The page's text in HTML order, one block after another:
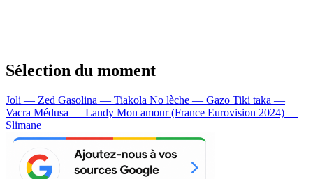
Sélection du moment
Joli — Zed Gasolina — Tiakola No lèche — Gazo Tiki taka —
Vacra Médusa — Landy Mon amour (France Eurovision 2024) —
Slimane